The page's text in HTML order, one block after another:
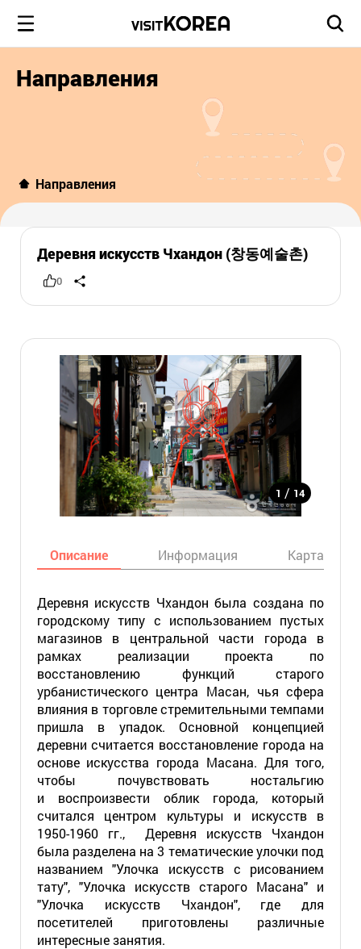
Направления
Направления
Деревня искусств Чхандон (창동예술촌)
0
1 / 14
Описание Информация Карта
Деревня искусств Чхандон была создана по
городскому типу с использованием пустых
магазинов в центральной части города в
рамках реализации проекта по
восстановлению функций старого
урбанистического центра Масан, чья сфера
влияния в торговле стремительными темпами
пришла в упадок. Основной концепцией
деревни считается восстановление города на
основе искусства города Масана. Для того,
чтобы почувствовать ностальгию
и воспроизвести облик города, который
считался центром культуры и искусств в
1950-1960 гг., Деревня искусств Чхандон
была разделена на 3 тематические улочки под
названием "Улочка искусств с рисованием
тату", "Улочка искусств старого Масана" и
"Улочка искусств Чхандон", где для
посетителей приготовлены различные
интересные занятия.